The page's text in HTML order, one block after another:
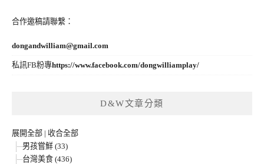
合作邀稿請聯繫：
dongandwilliam@gmail.com
私訊FB粉專https://www.facebook.com/dongwilliamplay/
D&W文章分類
展開全部 | 收合全部
男孩嘗鮮 (33)
台灣美食 (436)